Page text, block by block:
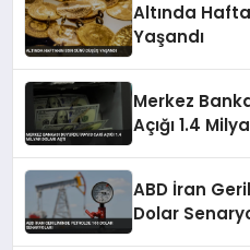
Altında
Yaşandı
Merkez
Açığı 1.4
ABD İran
Dolar